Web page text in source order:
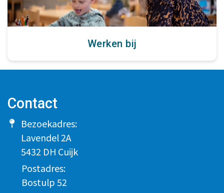
Werken bij
Contact
Bezoekadres:
Lavendel 2A
5432 DH Cuijk
Postadres:
Bostulp 52